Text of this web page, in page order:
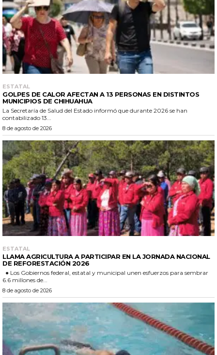
ESTATAL
GOLPES DE CALOR AFECTAN A 13 PERSONAS EN DISTINTOS
MUNICIPIOS DE CHIHUAHUA
La Secretaría de Salud del Estado informó que durante 2026 se han
contabilizado 13...
8 de agosto de 2026
ESTATAL
LLAMA AGRICULTURA A PARTICIPAR EN LA JORNADA NACIONAL
DE REFORESTACIÓN 2026
6.6 millones de...
8 de agosto de 2026